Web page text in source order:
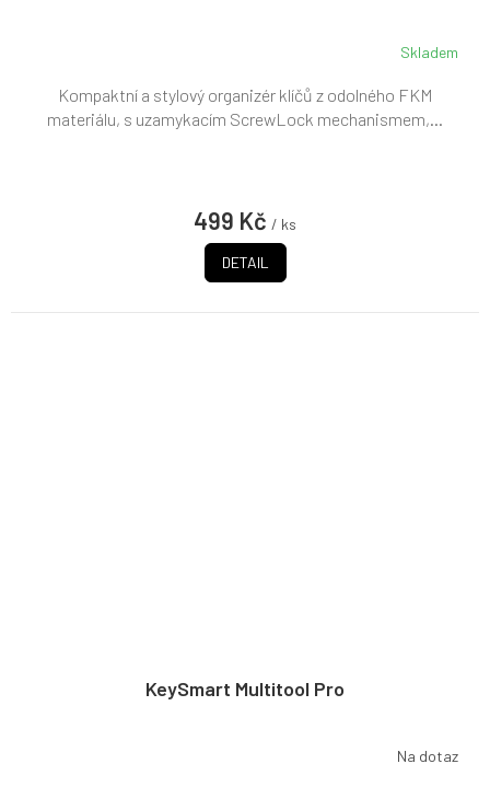
Skladem
499 Kč / ks
DETAIL
Kompaktní a stylový organizér klíčů z odolného FKM
materiálu, s uzamykacím ScrewLock mechanismem,...
KeySmart Multitool Pro
Na dotaz